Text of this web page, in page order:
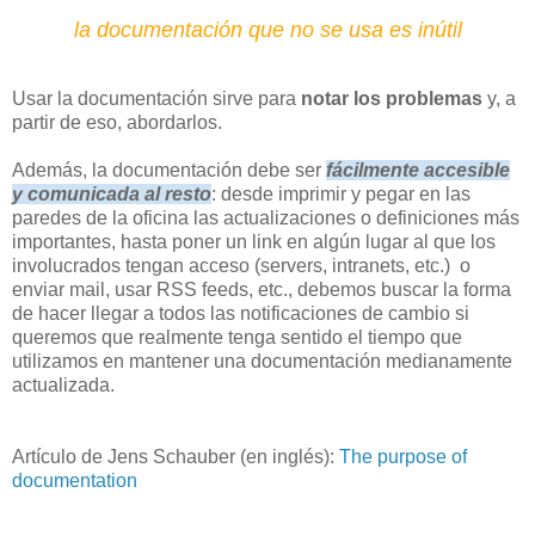
la documentación que no se usa es inútil
Usar la documentación sirve para notar los problemas y, a
partir de eso, abordarlos.
Además, la documentación debe ser fácilmente accesible
y comunicada al resto: desde imprimir y pegar en las
paredes de la oficina las actualizaciones o definiciones más
importantes, hasta poner un link en algún lugar al que los
involucrados tengan acceso (servers, intranets, etc.) o
enviar mail, usar RSS feeds, etc., debemos buscar la forma
de hacer llegar a todos las notificaciones de cambio si
queremos que realmente tenga sentido el tiempo que
utilizamos en mantener una documentación medianamente
actualizada.
Artículo de Jens Schauber (en inglés): The purpose of
documentation